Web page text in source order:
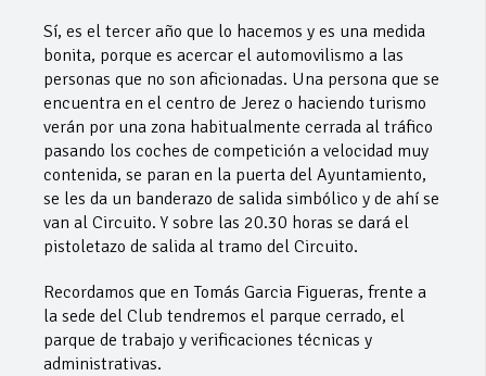
Sí, es el tercer año que lo hacemos y es una medida
bonita, porque es acercar el automovilismo a las
personas que no son aficionadas. Una persona que se
encuentra en el centro de Jerez o haciendo turismo
verán por una zona habitualmente cerrada al tráfico
pasando los coches de competición a velocidad muy
contenida, se paran en la puerta del Ayuntamiento,
se les da un banderazo de salida simbólico y de ahí se
van al Circuito. Y sobre las 20.30 horas se dará el
pistoletazo de salida al tramo del Circuito.
Recordamos que en Tomás Garcia Figueras, frente a
la sede del Club tendremos el parque cerrado, el
parque de trabajo y verificaciones técnicas y
administrativas.